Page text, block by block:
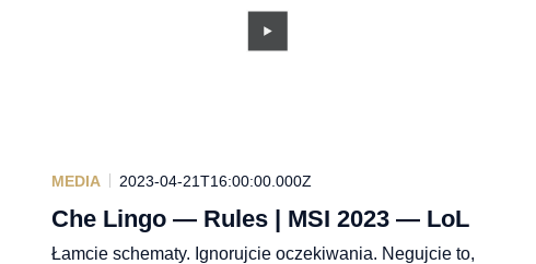
MEDIA 2023-04-21T16:00:00.000Z
Che Lingo — Rules | MSI 2023 — LoL
Łamcie schematy. Ignorujcie oczekiwania. Negujcie to,